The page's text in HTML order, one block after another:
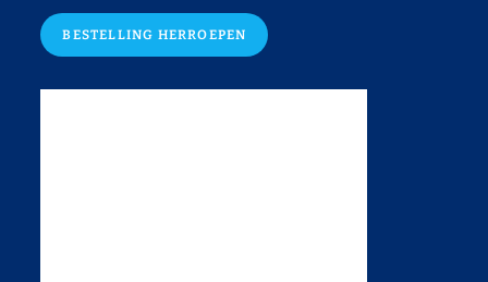
BESTELLING HERROEPEN